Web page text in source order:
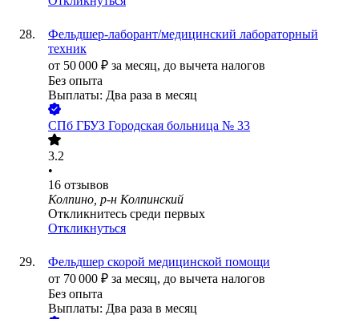
Фельдшер-лаборант/медицинский лабораторный
техник
от 50 000 ₽ за месяц, до вычета налогов
Без опыта
Выплаты: Два раза в месяц
СПб ГБУЗ Городская больница № 33
3.2
•
16 отзывов
Колпино, р-н Колпинский
Откликнитесь среди первых
Откликнуться
Фельдшер скорой медицинской помощи
от 70 000 ₽ за месяц, до вычета налогов
Без опыта
Выплаты: Два раза в месяц